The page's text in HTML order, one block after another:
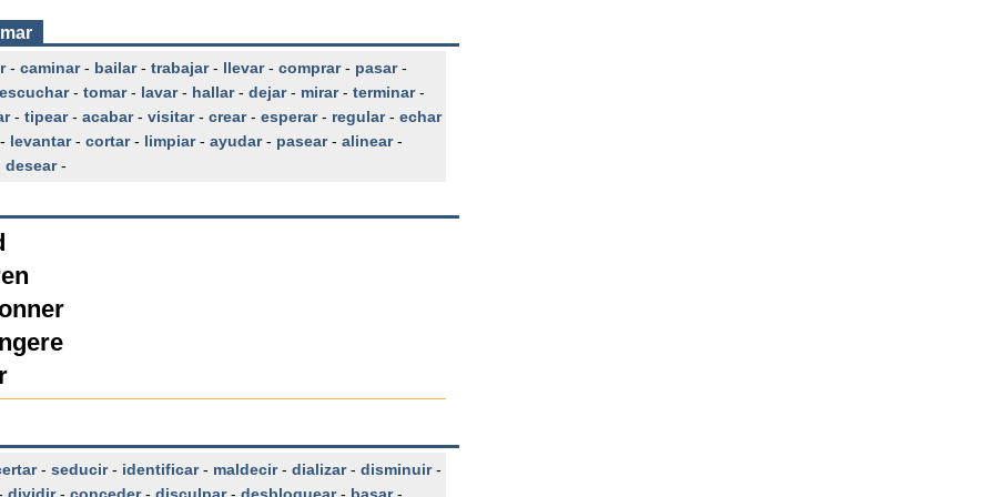
- caminar- bailar- trabajar- llevar- comprar- pasar-
escuchar- tomar- lavar- hallar- dejar- mirar- terminar-
- tipear- acabar- visitar- crear- esperar- regular- echar
levantar- cortar- limpiar- ayudar- pasear- alinear-
desear-
- seducir- identificar- maldecir- dializar- disminuir-